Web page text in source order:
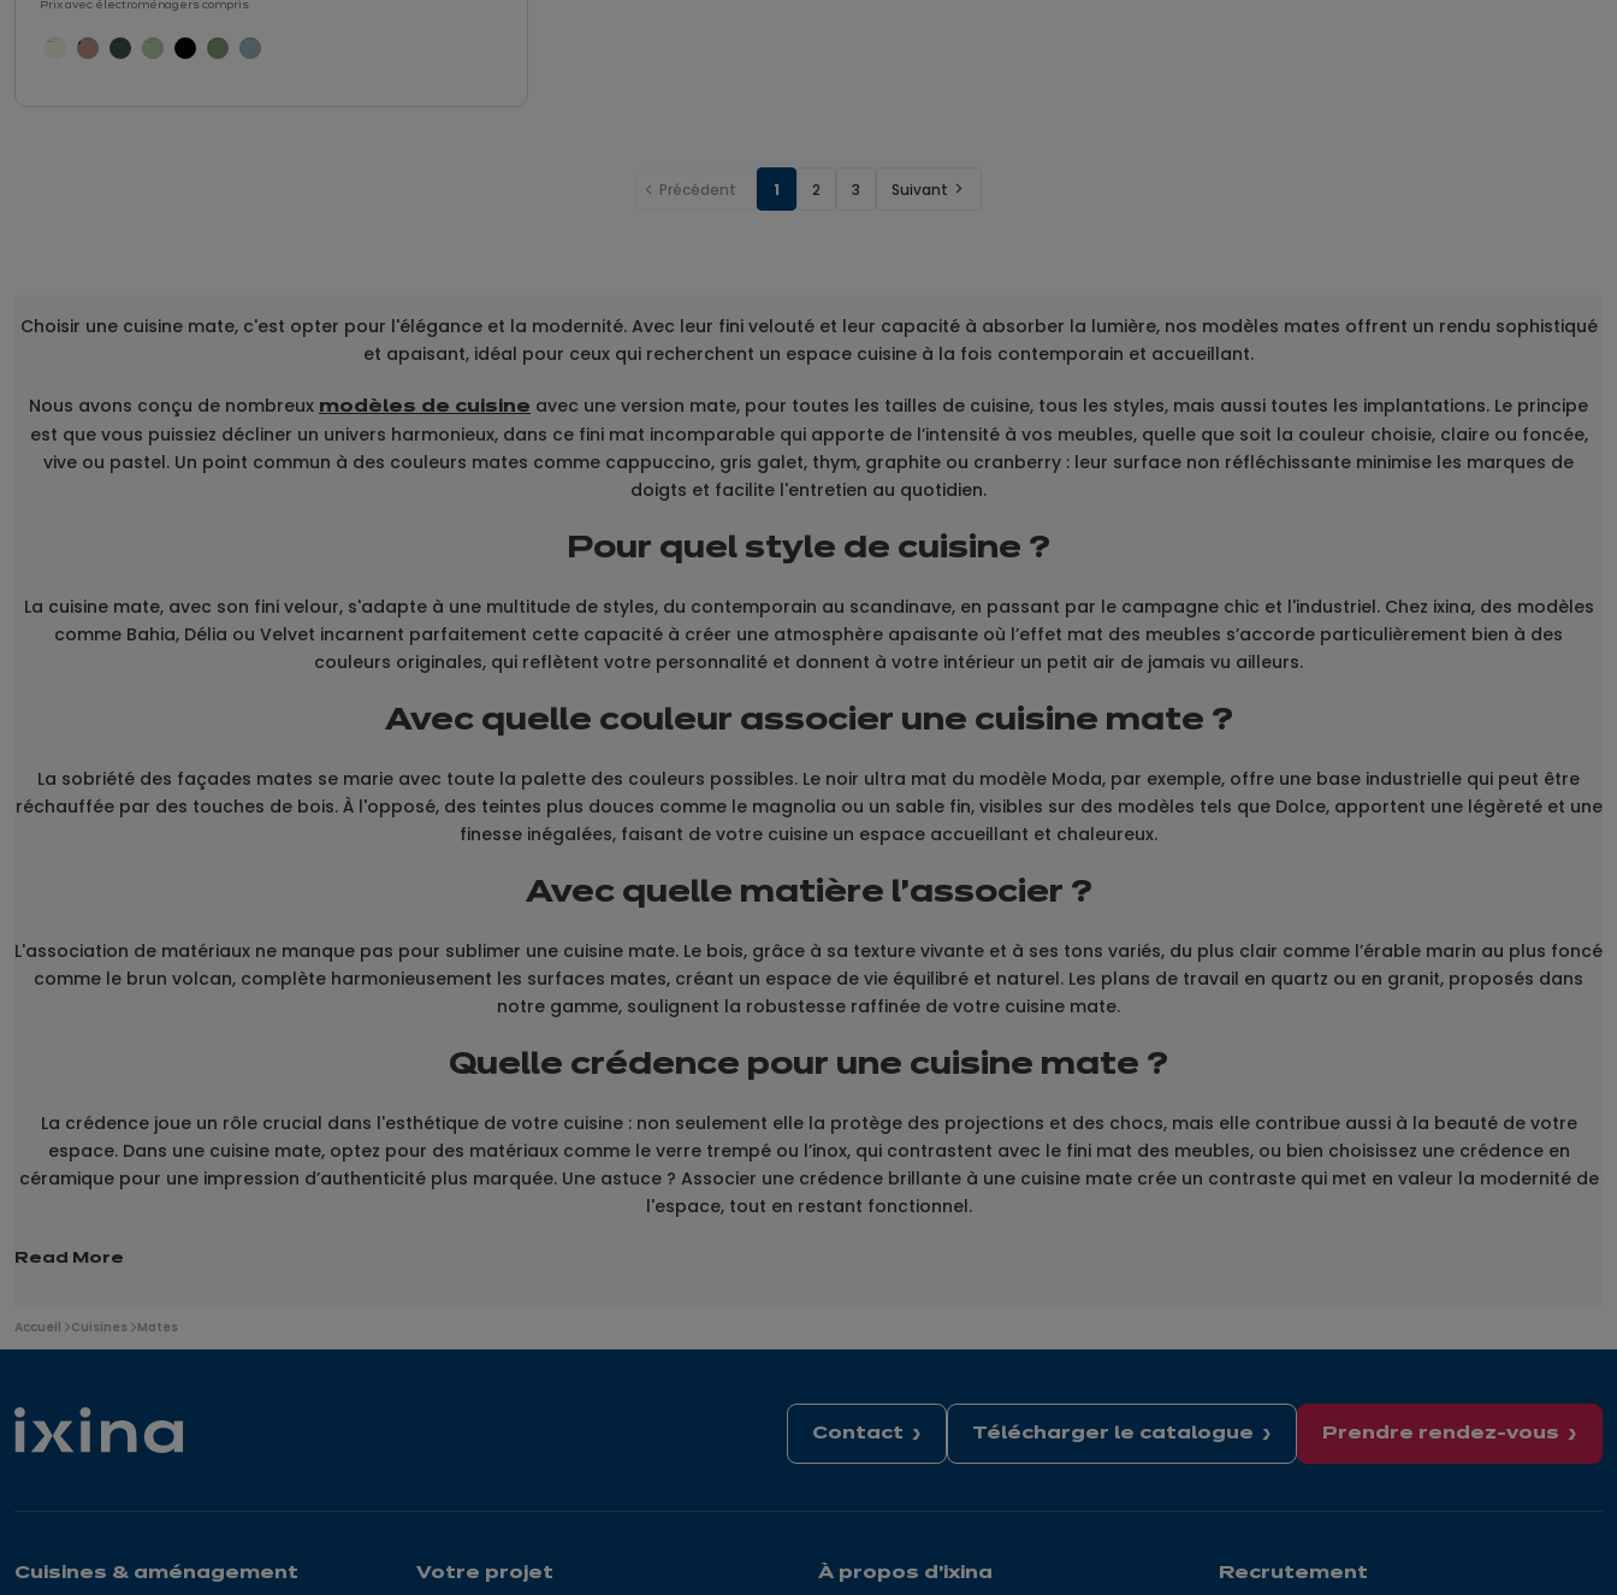
Prix avec électroménagers compris
Précédent 1 2 3 Suivant
Choisir une cuisine mate, c'est opter pour l'élégance et la modernité. Avec leur fini velouté et leur capacité à absorber la lumière, nos modèles mates offrent un rendu sophistiqué
et apaisant, idéal pour ceux qui recherchent un espace cuisine à la fois contemporain et accueillant.
Nous avons conçu de nombreux modèles de cuisine avec une version mate, pour toutes les tailles de cuisine, tous les styles, mais aussi toutes les implantations. Le principe
est que vous puissiez décliner un univers harmonieux, dans ce fini mat incomparable qui apporte de l’intensité à vos meubles, quelle que soit la couleur choisie, claire ou foncée,
vive ou pastel. Un point commun à des couleurs mates comme cappuccino, gris galet, thym, graphite ou cranberry : leur surface non réfléchissante minimise les marques de
doigts et facilite l'entretien au quotidien.
Pour quel style de cuisine ?
La cuisine mate, avec son fini velour, s'adapte à une multitude de styles, du contemporain au scandinave, en passant par le campagne chic et l'industriel. Chez ixina, des modèles
comme Bahia, Délia ou Velvet incarnent parfaitement cette capacité à créer une atmosphère apaisante où l’effet mat des meubles s’accorde particulièrement bien à des
couleurs originales, qui reflètent votre personnalité et donnent à votre intérieur un petit air de jamais vu ailleurs.
Avec quelle couleur associer une cuisine mate ?
La sobriété des façades mates se marie avec toute la palette des couleurs possibles. Le noir ultra mat du modèle Moda, par exemple, offre une base industrielle qui peut être
réchauffée par des touches de bois. À l'opposé, des teintes plus douces comme le magnolia ou un sable fin, visibles sur des modèles tels que Dolce, apportent une légèreté et une
finesse inégalées, faisant de votre cuisine un espace accueillant et chaleureux.
Avec quelle matière l'associer ?
L'association de matériaux ne manque pas pour sublimer une cuisine mate. Le bois, grâce à sa texture vivante et à ses tons variés, du plus clair comme l’érable marin au plus foncé
comme le brun volcan, complète harmonieusement les surfaces mates, créant un espace de vie équilibré et naturel. Les plans de travail en quartz ou en granit, proposés dans
notre gamme, soulignent la robustesse raffinée de votre cuisine mate.
Quelle crédence pour une cuisine mate ?
La crédence joue un rôle crucial dans l'esthétique de votre cuisine : non seulement elle la protège des projections et des chocs, mais elle contribue aussi à la beauté de votre
espace. Dans une cuisine mate, optez pour des matériaux comme le verre trempé ou l’inox, qui contrastent avec le fini mat des meubles, ou bien choisissez une crédence en
céramique pour une impression d’authenticité plus marquée. Une astuce ? Associer une crédence brillante à une cuisine mate crée un contraste qui met en valeur la modernité de
l'espace, tout en restant fonctionnel.
Read More
Vous
êtes
Accueil Cuisines Mates
Contact Télécharger le catalogue Prendre rendez-vous
Cuisines & aménagement Votre projet À propos d'ixina Recrutement